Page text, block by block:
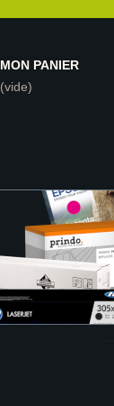
MON PANIER
(vide)